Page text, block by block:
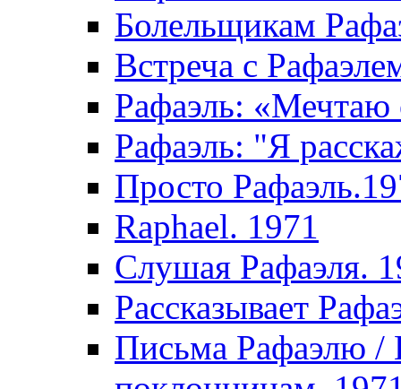
Болельщикам
Встреча с
Рафаэль: «Мечтаю
Рафаэль: "Я
Просто
Raphael. 1971
Слушая Рафаэля.
Рассказывает
Письма Рафаэлю